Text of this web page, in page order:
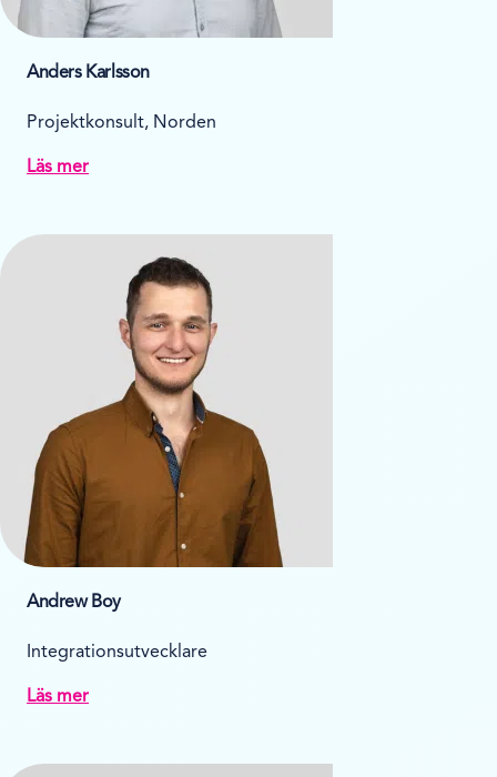
Anders Karlsson
Projektkonsult, Norden
Läs mer
Andrew Boy
Integrationsutvecklare
Läs mer